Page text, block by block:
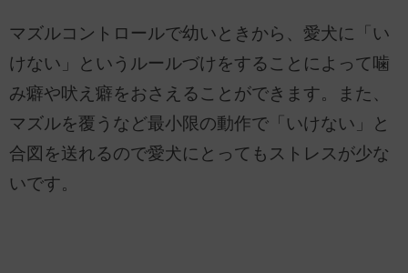
マズルコントロールで幼いときから、愛犬に「い
けない」というルールづけをすることによって噛
み癖や吠え癖をおさえることができます。また、
マズルを覆うなど最小限の動作で「いけない」と
合図を送れるので愛犬にとってもストレスが少な
いです。